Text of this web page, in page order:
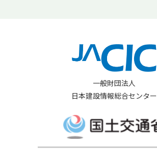
一般財団法人
日本建設情報総合センター